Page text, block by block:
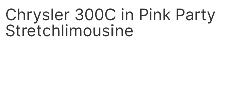
Chrysler 300C in Pink Party
Stretchlimousine